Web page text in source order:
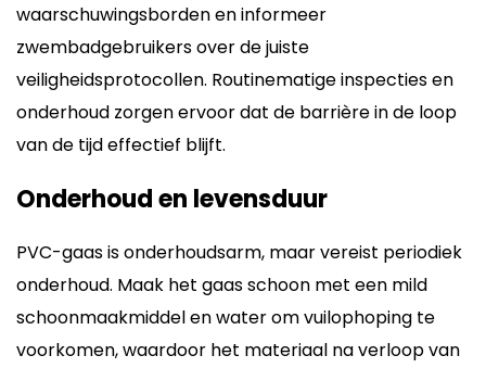
waarschuwingsborden en informeer
zwembadgebruikers over de juiste
veiligheidsprotocollen. Routinematige inspecties en
onderhoud zorgen ervoor dat de barrière in de loop
van de tijd effectief blijft.
Onderhoud en levensduur
PVC-gaas is onderhoudsarm, maar vereist periodiek
onderhoud. Maak het gaas schoon met een mild
schoonmaakmiddel en water om vuilophoping te
voorkomen, waardoor het materiaal na verloop van